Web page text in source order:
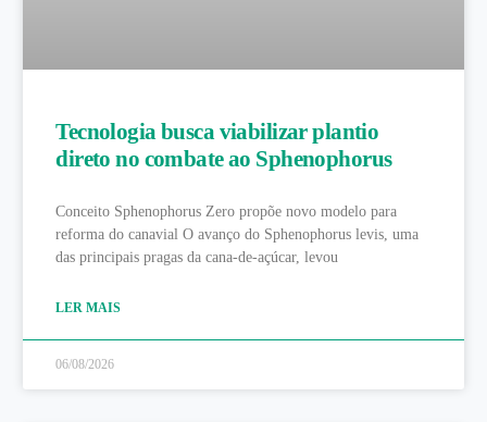
Tecnologia busca viabilizar plantio
direto no combate ao Sphenophorus
Conceito Sphenophorus Zero propõe novo modelo para
reforma do canavial O avanço do Sphenophorus levis, uma
das principais pragas da cana-de-açúcar, levou
LER MAIS
06/08/2026